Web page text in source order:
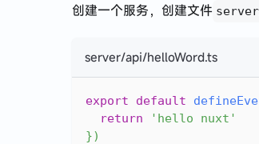
创建一个服务，创建文件
server/api/helloWord.ts
export default
return
'hello nuxt'
})